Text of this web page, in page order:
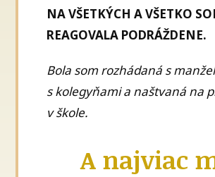
NA VŠETKÝCH A VŠETKO
REAGOVALA PODRÁŽDENE.
Bola som rozhádaná s
s kolegyňami a naštvaná na
v škole.
A najviac